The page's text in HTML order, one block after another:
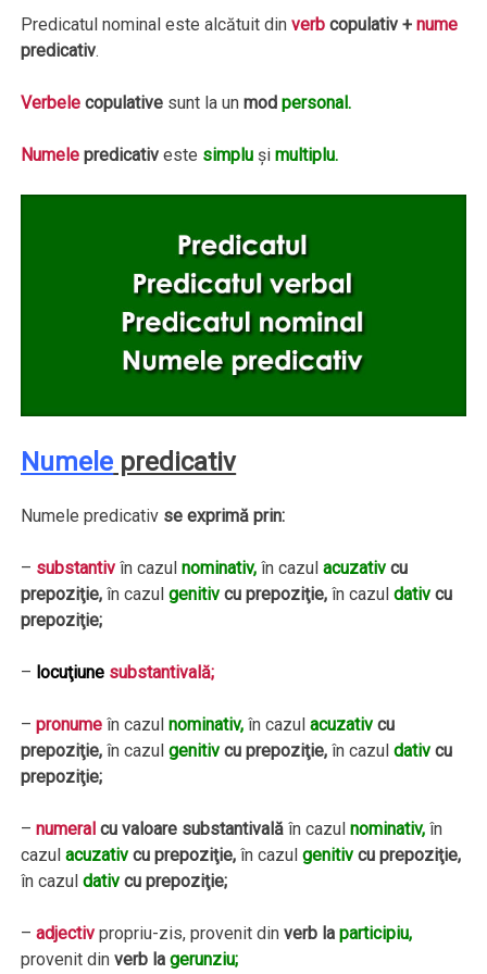
Predicatul nominal este alcătuit dinverb copulativ +nume
predicativ.
Verbele copulative sunt la unmodpersonal.
Numele predicativ este simplu şimultiplu.
Numele predicativ
Numele predicativ se exprimă prin:
– substantiv în cazulnominativ, în cazulacuzativ cu
prepoziţie, în cazulgenitiv cu prepoziţie, în cazuldativ cu
prepoziţie;
– locuţiune substantivală;
–pronume în cazulnominativ, în cazulacuzativ cu
prepoziţie, în cazulgenitiv cu prepoziţie, în cazuldativ cu
prepoziţie;
–numeral cu valoare substantivală în cazulnominativ, în
cazulacuzativ cu prepoziţie, în cazulgenitiv cu prepoziţie,
în cazuldativ cu prepoziţie;
–adjectiv propriu-zis, provenit dinverb laparticipiu,
provenit dinverb lagerunziu;